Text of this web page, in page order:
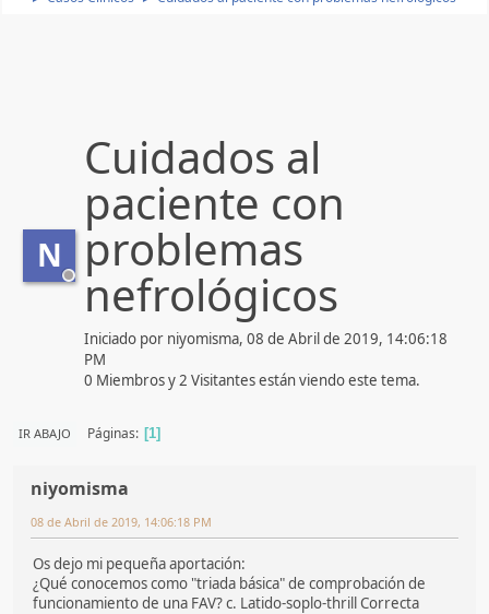
N
Cuidados al
paciente con
problemas
nefrológicos
Iniciado por niyomisma, 08 de Abril de 2019, 14:06:18
PM
0 Miembros y 2 Visitantes están viendo este tema.
IR ABAJO Páginas 1
niyomisma
08 de Abril de 2019, 14:06:18 PM
Os dejo mi pequeña aportación:
¿Qué conocemos como "triada básica" de comprobación de
funcionamiento de una FAV? c. Latido-soplo-thrill Correcta